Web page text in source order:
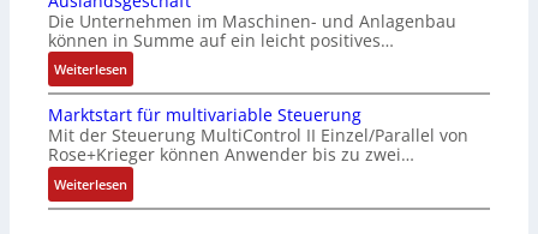
e
i
e
g
r
a
M
e
z
a
l
m
e
b
o
A
G
u
n
d
R
I
n
t
e
g
r
a
t
i
o
h
l
e
n
4
,
3
M
i
b
o
u
t
A
u
t
o
m
Die Unternehmen im Maschinen- und Anlagenbau
können in Summe auf ein leicht positives…
Weiterlesen:
A
u
f
t
r
a
Marktstart für multivariable Steuerung
Mit der Steuerung MultiControl II Einzel/Parallel von
Rose+Krieger können Anwender bis zu zwei…
Weiterlesen:
M